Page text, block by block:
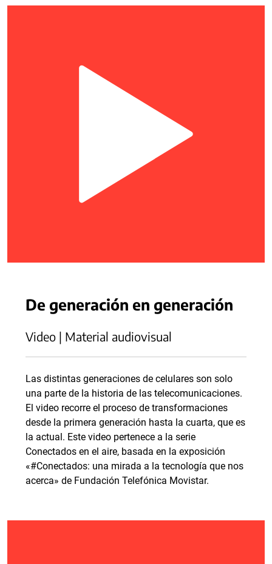
De generación en generación
Video | Material audiovisual
Las distintas generaciones de celulares son solo
una parte de la historia de las telecomunicaciones.
El video recorre el proceso de transformaciones
desde la primera generación hasta la cuarta, que es
la actual. Este video pertenece a la serie
Conectados en el aire, basada en la exposición
«#Conectados: una mirada a la tecnología que nos
acerca» de Fundación Telefónica Movistar.